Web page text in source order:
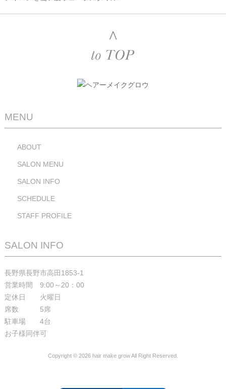
MENU
ABOUT
SALON MENU
SALON INFO
SCHEDULE
STAFF PROFILE
SALON INFO
長野県長野市高田1853-1
営業時間 9:00～20：00
定休日 火曜日
席数 5席
駐車場 4台
お子様同伴可
Copyright © 2026 hair make grow All Right Reserved.